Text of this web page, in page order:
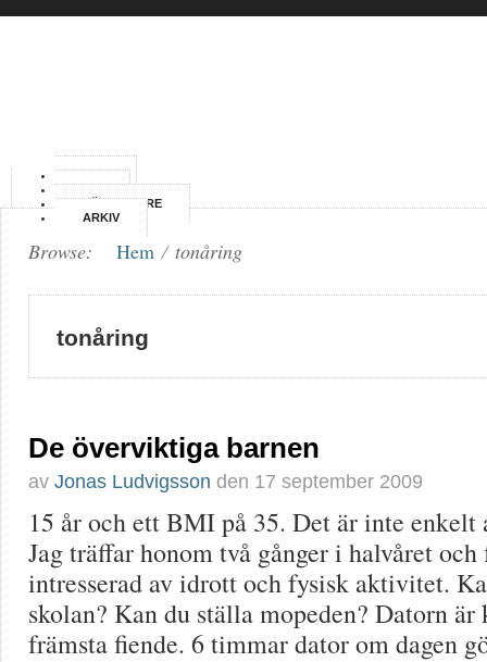
HEM
OM
FÖRFATTARE
ARKIV
Browse: Hem / tonåring
tonåring
De överviktiga barnen
av Jonas Ludvigsson den 17 september 2009
15 år och ett BMI på 35. Det är inte
Jag träffar honom två gånger i halvåret
intresserad av idrott och fysisk aktivitet.
skolan? Kan du ställa mopeden? Datorn är
främsta fiende. 6 timmar dator om dagen